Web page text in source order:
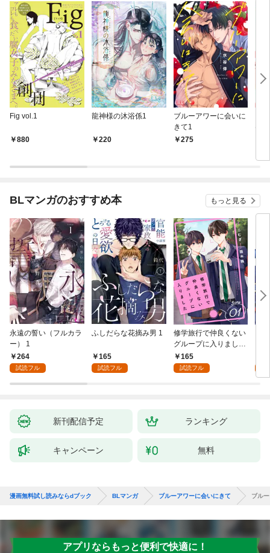
Fig vol.1
880
龍神様の沐浴係1
220
ブルーアワーに会いに
きて1
275
BLマンガのおすすめ本 もっと見る
永遠の誓い（フルカラ
ー） 1
264
試読フル
ふしだらな花摘み男 1
165
試読フル
修学旅行で仲良くない
グループに入りました
【単話版】1巻
165
試読フル
が
ら
新刊配信予定 ランキング
キャンペーン 無料
漫画無料試し読みならdブック BLマンガ ブルーアワーに会いにきて ブル
アプリならもっと便利で快適に！